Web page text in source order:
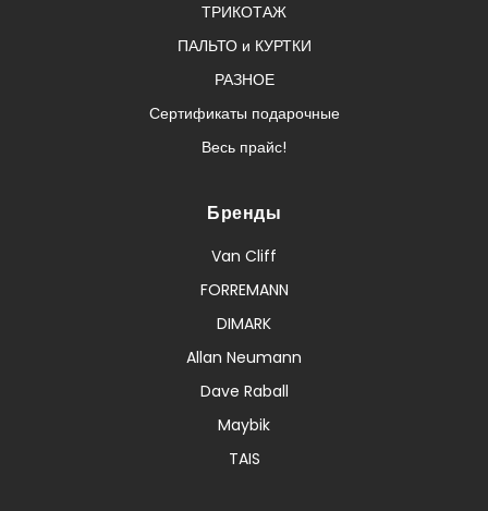
ТРИКОТАЖ
ПАЛЬТО и КУРТКИ
РАЗНОЕ
Сертификаты подарочные
Весь прайс!
Бренды
Van Cliff
FORREMANN
DIMARK
Allan Neumann
Dave Raball
Maybik
TAIS